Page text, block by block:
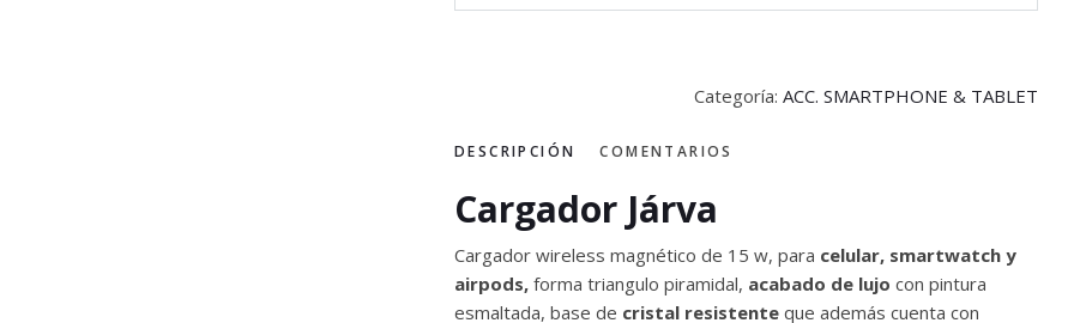
Categoría: ACC. SMARTPHONE & TABLET
DESCRIPCIÓN COMENTARIOS
Cargador Járva
Cargador wireless magnético de 15 w, para celular, smartwatch y
airpods, forma triangulo piramidal, acabado de lujo con pintura
esmaltada, base de cristal resistente que además cuenta con